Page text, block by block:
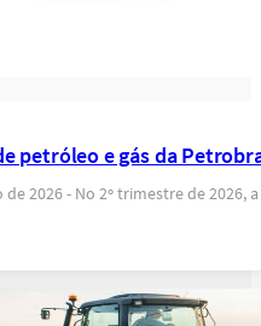
petróleo e gás da
2026 - No 2º trimestre de